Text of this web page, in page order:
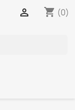
shopping_cart (0)
